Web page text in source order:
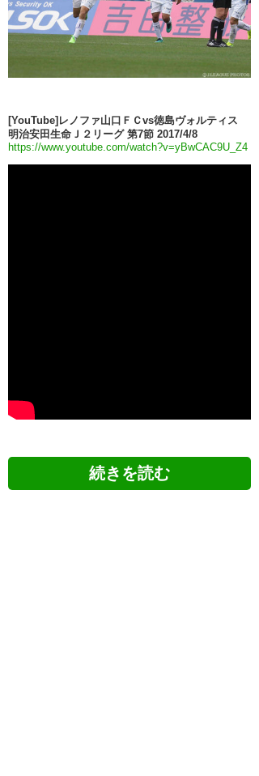
[YouTube]レノファ山口ＦＣvs徳島ヴォルティス
明治安田生命Ｊ２リーグ 第7節 2017/4/8
https://www.youtube.com/watch?v=yBwCAC9U_Z4